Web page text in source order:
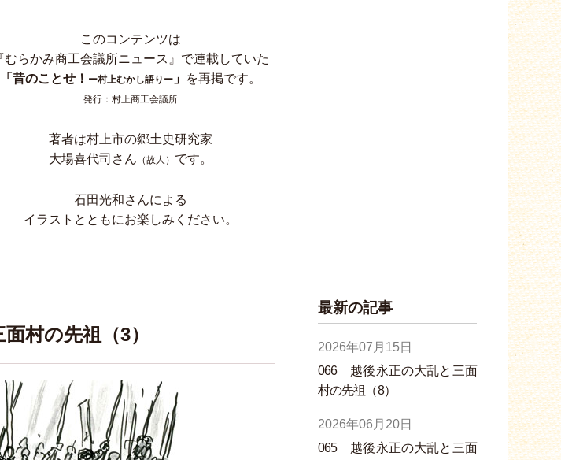
このコンテンツは
むらかみ商工会議所ニュース』で連載していた
「昔のことせ！ ー村上むかし語りー 」 を再掲です。
発行：村上商工会議所
著者は村上市の郷土史研究家
大場喜代司さん （故人） です。
石田光和さんによる
イラストとともにお楽しみください。
村の先祖（3）
最新の記事
2026年07月15日
066 越後永正の大乱と三面
村の先祖（8）
2026年06月20日
065 越後永正の大乱と三面